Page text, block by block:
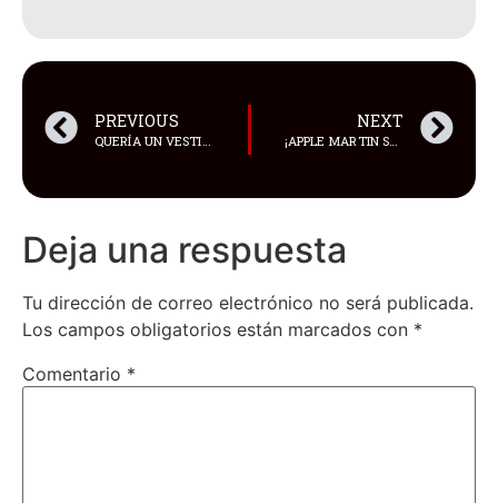
PREVIOUS
QUERÍA UN VESTIDO DE PRINCESA
NEXT
¡APPLE MARTIN SACÓ UN TESORO DEL CLÓSET DE SU MADRE!
Deja una respuesta
Tu dirección de correo electrónico no será publicada.
Los campos obligatorios están marcados con *
Comentario *